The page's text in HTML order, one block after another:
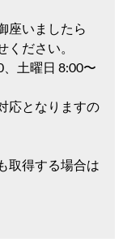
座いましたら
ください。
土曜日 8:00〜
応となりますの
取得する場合は